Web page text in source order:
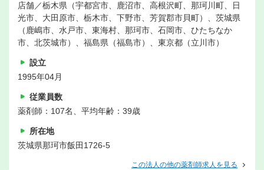
店舗／栃木県（宇都宮市、鹿沼市、高根沢町、那珂川町、日
光市、大田原市、栃木市、下野市、芳賀郡市貝町）、茨城県
（鹿嶋市、水戸市、東海村、那珂市、石岡市、ひたちなか
市、北茨城市）、福島県（福島市）、東京都（立川市）
設立
1995年04月
従業員数
薬剤師：107名、平均年齢：39歳
所在地
茨城県那珂市飯田1726-5
この法人の他の薬剤師求人を見る